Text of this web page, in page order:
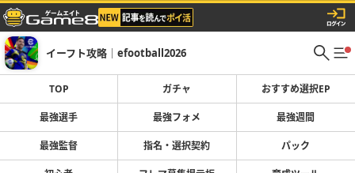
イーフト攻略｜efootball2026
TOP ガチャ おすすめ選択EP
最強選手 最強フォメ 最強週間
最強監督 指名・選択契約 パック